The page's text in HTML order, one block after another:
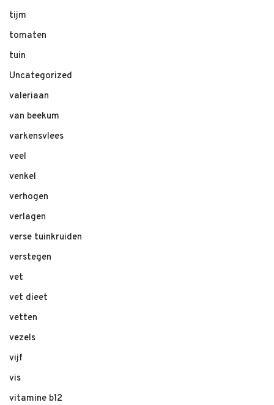
tijm
tomaten
tuin
Uncategorized
valeriaan
van beekum
varkensvlees
veel
venkel
verhogen
verlagen
verse tuinkruiden
verstegen
vet
vet dieet
vetten
vezels
vijf
vis
vitamine b12